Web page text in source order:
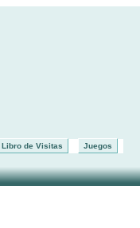
Libro de Visitas Juegos